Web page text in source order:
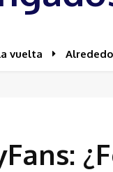
vuelta